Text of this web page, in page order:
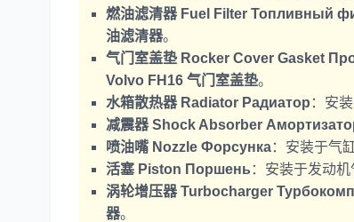
燃油滤清器 Fuel Filter Топливный
油滤清器。
气门室盖垫 Rocker Cover Gasket
Volvo FH16 气门室盖垫。
水箱散热器 Radiator Радиатор ：安
减震器 Shock Absorber
喷油嘴 Nozzle Форсунка：安装于气
活塞 Piston Поршень ：安装于发动机
涡轮增压器 Turbocharger
器。